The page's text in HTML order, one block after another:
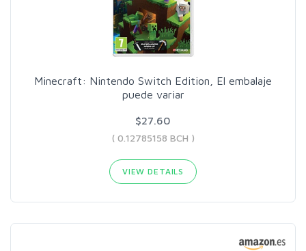
Minecraft: Nintendo Switch Edition, El embalaje
puede variar
$27.60
( 0.12785158 BCH )
VIEW DETAILS